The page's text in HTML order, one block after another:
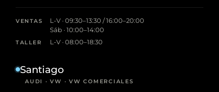
VENTAS
L-V · 09:30–13:30 / 16:00–20:00
Sáb · 10:00–14:00
TALLER L-V · 08:00–18:30
Santiago
AUDI · VW · VW COMERCIALES